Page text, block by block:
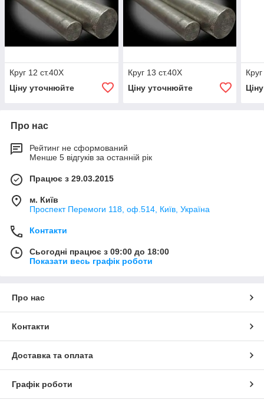
Круг 12 ст.40Х
Ціну уточнюйте
Круг 13 ст.40Х
Ціну уточнюйте
Про нас
Рейтинг не сформований
Менше 5 відгуків за останній рік
Працює з 29.03.2015
м. Київ
Проспект Перемоги 118, оф.514, Київ, Україна
Контакти
Сьогодні працює з 09:00 до 18:00
Показати весь графік роботи
Про нас
Контакти
Доставка та оплата
Графік роботи